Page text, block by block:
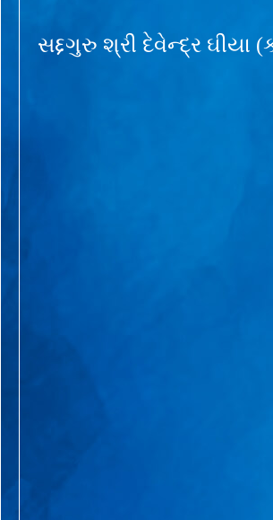
સદ્દગુરુ શ્રી દેવેન્દ્ર ઘીયા